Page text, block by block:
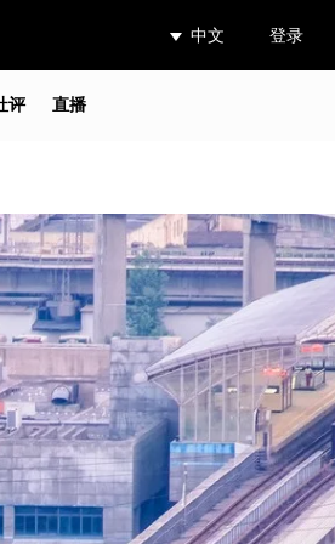
中文 登录
评 直播